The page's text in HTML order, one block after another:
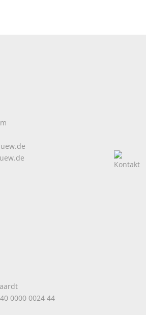
0000 0024 44